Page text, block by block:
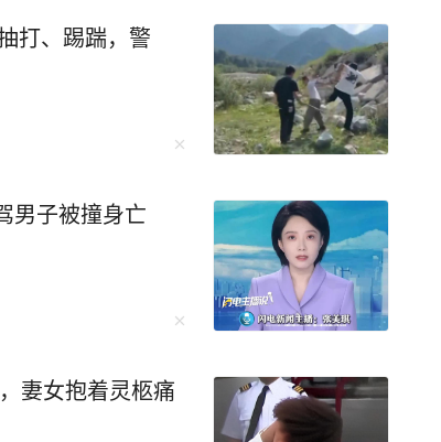
打、踢踹，警
男子被撞身亡
妻女抱着灵柩痛